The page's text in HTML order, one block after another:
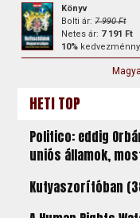
Könyv
Bolti ár:7 990 Ft
Netes ár: 7 191 Ft
10%
HETI TOP
Politico: eddig
uniós államok,
Kutyaszorítóban